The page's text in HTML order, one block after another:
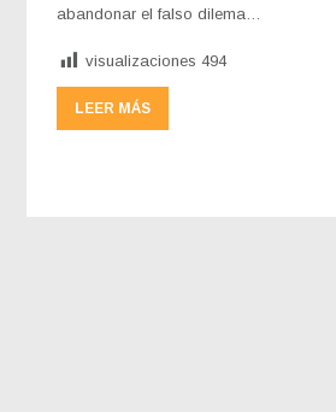
abandonar el falso dilema…
visualizaciones 494
LEER MÁS